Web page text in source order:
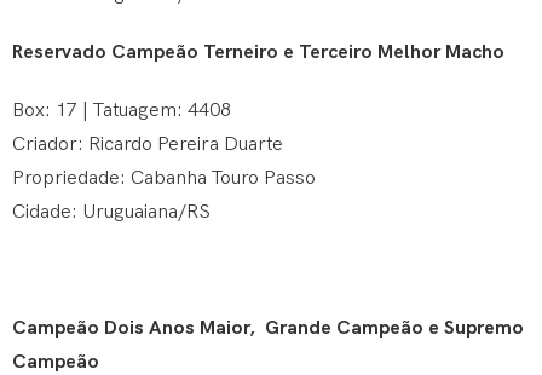
Reservado Campeão Terneiro e Terceiro Melhor Macho
Box: 17 | Tatuagem: 4408
Criador: Ricardo Pereira Duarte
Propriedade: Cabanha Touro Passo
Cidade: Uruguaiana/RS
Campeão Dois Anos Maior, Grande Campeão e Supremo
Campeão